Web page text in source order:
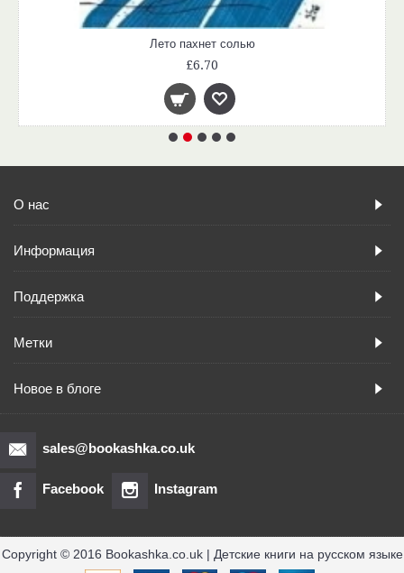
Лето пахнет солью
£6.70
О нас
Информация
Поддержка
Метки
Новое в блоге
sales@bookashka.co.uk
Facebook Instagram
Copyright © 2016 Bookashka.co.uk | Детские книги на русском языке